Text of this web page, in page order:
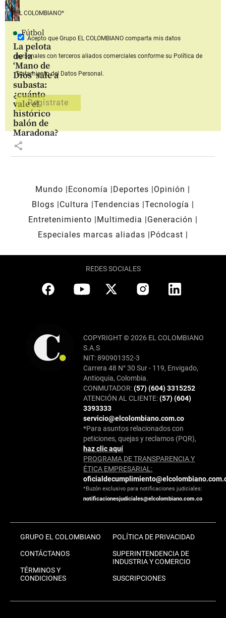
Fútbol
La pelota
de la
‘Mano de
Dios’ sale a
subasta:
¿cuánto
vale el
histórico
balón de
Maradona?
share
EL COLOMBIANO*
Acepto que Grupo EL COLOMBIANOcomparta mis datos
personales con terceros aliados comerciales conforme su Política de
Tratamiento del Datos Personal.
Mundo Economía Deportes
Opinión
Blogs
Cultura Tendencias Tecnología
Entretenimiento
Multimedia
Generación
Especiales marcas aliadas
Pódcast
REDES SOCIALES
COPYRIGHT © 2026 EL COLOMBIANO
S.A.S
NIT: 890901352-3
Carrera 48 N° 30 Sur - 119, Envigado,
Antioquia, Colombia.
CONMUTADOR:(57) (604) 3315252
ATENCIÓN AL CLIENTE:(57) (604)
3393333
servicio@elcolombiano.com.co
*Para asuntos relacionados con
peticiones, quejas y reclamos (PQR),
haz clic aquí
PROGRAMA DE TRANSPARENCIA Y
ÉTICA EMPRESARIAL:
*Buzón exclusivo para notificaciones judiciales:
notificacionesjudiciales@elcolombiano.com.co
GRUPO EL COLOMBIANO
CONTÁCTANOS
TÉRMINOS Y
CONDICIONES
POLÍTICA DE PRIVACIDAD
SUPERINTENDENCIA DE
INDUSTRIA Y COMERCIO
SUSCRIPCIONES